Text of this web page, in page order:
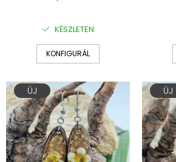
KÉSZLETEN
KONFIGURÁL
ÚJ ÚJ